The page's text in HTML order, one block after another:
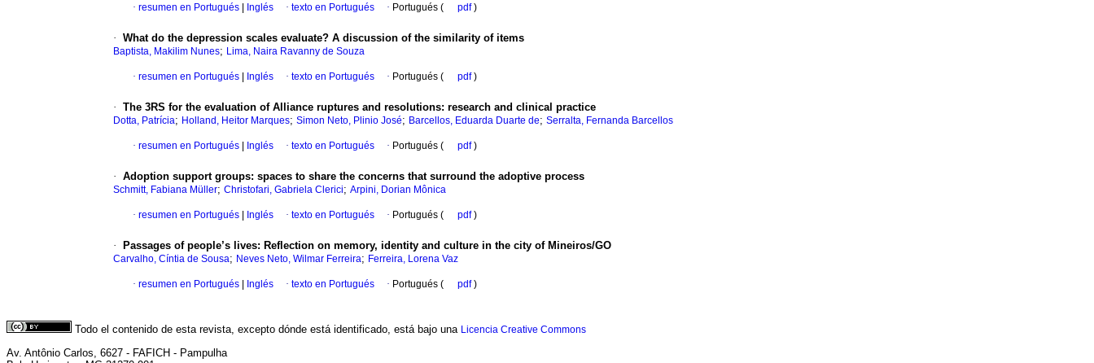
· resumen en Portugués Inglés · texto en Portugués · Portugués ( pdf)
· What do the depression scales evaluate? A discussion of the similarity of items
Baptista, Makilim Nunes; Lima, Naira Ravanny de Souza
· resumen en Portugués Inglés · texto en Portugués · Portugués ( pdf)
· The 3RS for the evaluation of Alliance ruptures and resolutions: research and clinical practice
Dotta, Patrícia; Holland, Heitor Marques; Simon Neto, Plinio José; Barcellos, Eduarda Duarte de; Serralta, Fernanda Barcellos
· resumen en Portugués Inglés · texto en Portugués · Portugués ( pdf)
· Adoption support groups: spaces to share the concerns that surround the adoptive process
Schmitt, Fabiana Müller; Christofari, Gabriela Clerici; Arpini, Dorian Mônica
· resumen en Portugués Inglés · texto en Portugués · Portugués ( pdf)
· Passages of people’s lives: Reflection on memory, identity and culture in the city of Mineiros/GO
Carvalho, Cíntia de Sousa; Neves Neto, Wilmar Ferreira; Ferreira, Lorena Vaz
· resumen en Portugués Inglés · texto en Portugués · Portugués ( pdf)
Todo el contenido de esta revista, excepto dónde está identificado, está bajo una Licencia Creative Commons
Av. Antônio Carlos, 6627 - FAFICH - Pampulha